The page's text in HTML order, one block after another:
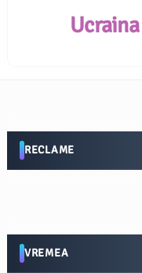
Ucraina
RECLAME
VREMEA